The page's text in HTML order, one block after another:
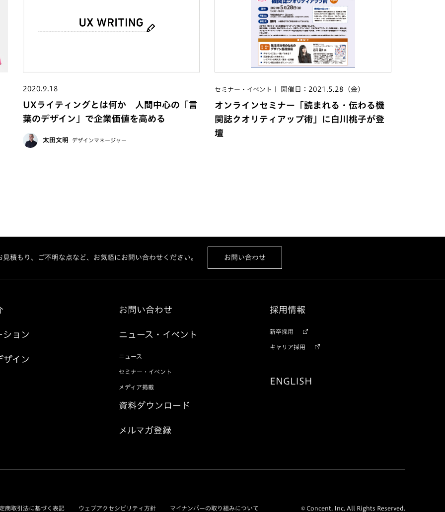
2020.9.18
UXライティングとは何か 人間中心の「言
葉のデザイン」で企業価値を高める
太田文明 デザインマネージャー
セミナー・イベント 開催日：2021.5.28（金）
オンラインセミナー「読まれる・伝わる機
関誌クオリティアップ術」に白川桃子が登
壇
積もり、ご不明な点など、お気軽にお問い合わせください。 お問い合わせ
ション
ザイン
お問い合わせ
ニュース・イベント
ニュース
セミナー・イベント
メディア掲載
資料ダウンロード
メルマガ登録
採用情報
新卒採用
キャリア採用
ENGLISH
商取引法に基づく表記 ウェブアクセシビリティ方針 マイナンバーの取り組みについて © Concent, Inc. All Rights Reserved.